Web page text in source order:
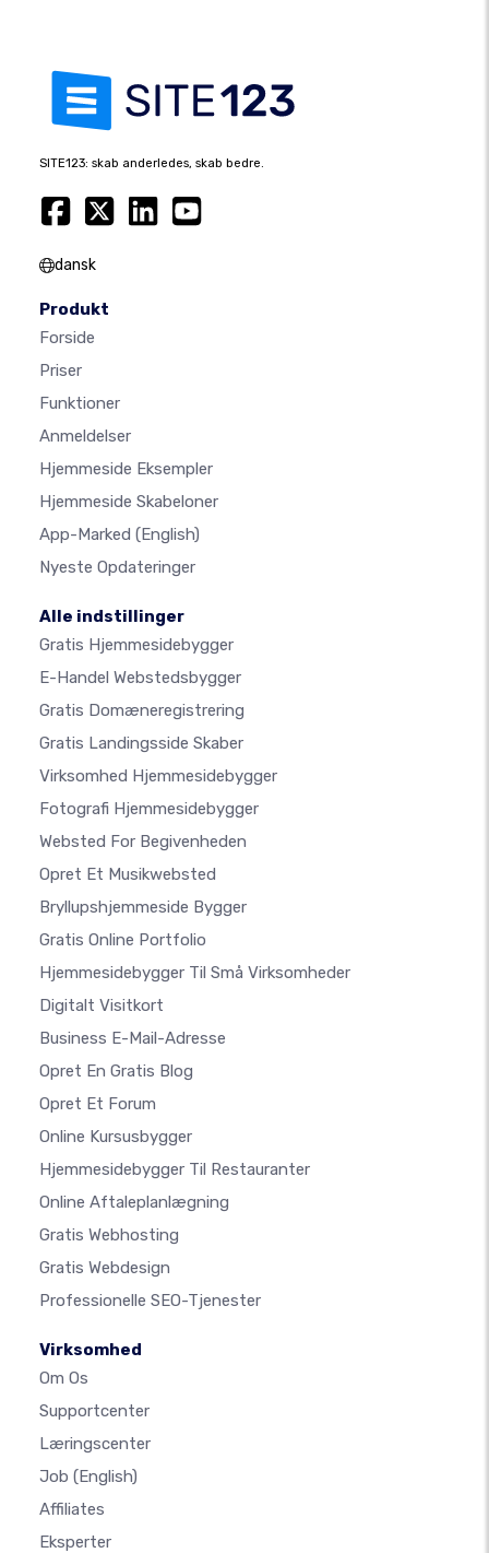
SITE123: skab anderledes, skab bedre.
dansk
Produkt
Forside
Priser
Funktioner
Anmeldelser
Hjemmeside Eksempler
Hjemmeside Skabeloner
App-Marked (English)
Nyeste Opdateringer
Alle indstillinger
Gratis Hjemmesidebygger
E-Handel Webstedsbygger
Gratis Domæneregistrering
Gratis Landingsside Skaber
Virksomhed Hjemmesidebygger
Fotografi Hjemmesidebygger
Websted For Begivenheden
Opret Et Musikwebsted
Bryllupshjemmeside Bygger
Gratis Online Portfolio
Hjemmesidebygger Til Små Virksomheder
Digitalt Visitkort
Business E-Mail-Adresse
Opret En Gratis Blog
Opret Et Forum
Online Kursusbygger
Hjemmesidebygger Til Restauranter
Online Aftaleplanlægning
Gratis Webhosting
Gratis Webdesign
Professionelle SEO-Tjenester
Virksomhed
Om Os
Supportcenter
Læringscenter
Job (English)
Affiliates
Eksperter